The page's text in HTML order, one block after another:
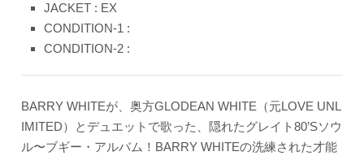
JACKET : EX
CONDITION-1 :
CONDITION-2 :
BARRY WHITEが、奥方GLODEAN WHITE（元LOVE UNL
IMITED）とデュエットで歌った、隠れたグレイト80’Sソウ
ル〜ブギー・アルバム！BARRY WHITEの洗練された才能